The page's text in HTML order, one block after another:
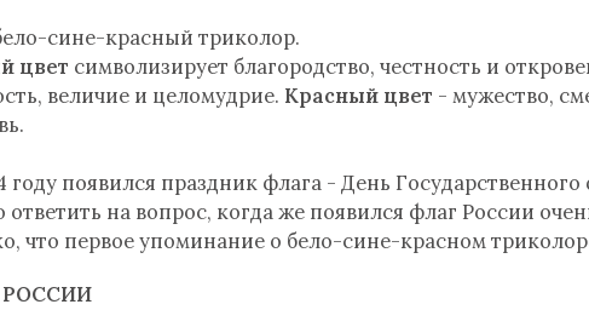
сине-красный триколор.
цвет символизирует благородство, честность и
величие и целомудрие. Красный цвет - мужество,
году появился праздник флага - День Государственного
ответить на вопрос, когда же появился флаг России
что первое упоминание о бело-сине-красном
РОССИИ